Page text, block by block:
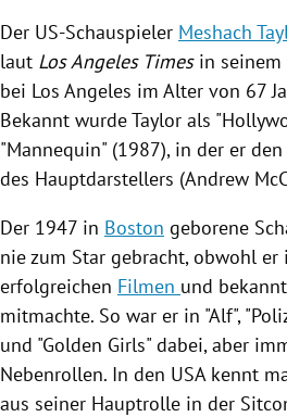
Untermenü
Untermenü
Untermenü
Untermenü
Untermenü
Untermenü
Untermenü
Der US-Schauspieler Meshach
laut Los AngelesTimesin seinem
bei Los Angeles im Alter von 67
Bekannt wurdeTaylor als "
"Mannequin" (1987), in der er
des Hauptdarstellers (Andrew
Der 1947 in Boston geborene
nie zum Star gebracht, obwohl er
erfolgreichen Filmen und
mitmachte. So war er in "Alf",
und "Golden Girls" dabei, aber
Nebenrollen. In den USA kennt
aus seiner Hauptrolle in der